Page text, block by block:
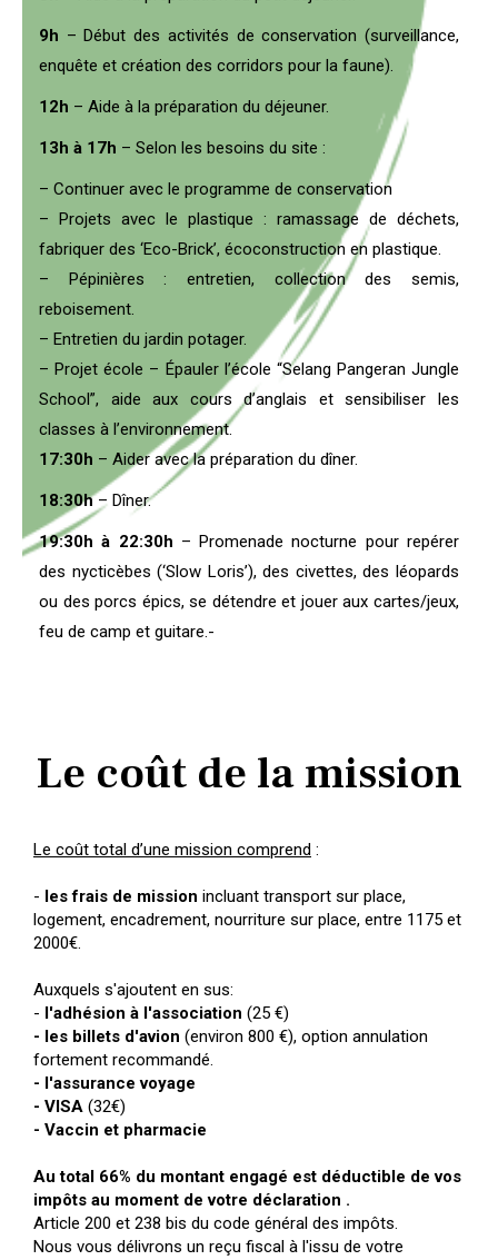
9h – Début des activités de conservation (surveillance,
enquête et création des corridors pour la faune).
12h – Aide à la préparation du déjeuner.
13h à 17h – Selon les besoins du site :
– Continuer avec le programme de conservation
– Projets avec le plastique : ramassage de déchets,
fabriquer des ‘Eco-Brick’, écoconstruction en plastique.
– Pépinières : entretien, collection des semis,
reboisement.
– Entretien du jardin potager.
– Projet école – Épauler l’école “Selang Pangeran Jungle
School”, aide aux cours d’anglais et sensibiliser les
classes à l’environnement.
17:30h – Aider avec la préparation du dîner.
18:30h– Dîner.
19:30h à 22:30h – Promenade nocturne pour repérer
des nycticèbes (‘Slow Loris’), des civettes, des léopards
ou des porcs épics, se détendre et jouer aux cartes/jeux,
feu de camp et guitare.-
Le coût de la mission
Le coût total d’une mission comprend :
- les frais de mission incluant transport sur place,
logement, encadrement, nourriture sur place, entre 1175 et
2000€.
Auxquels s'ajoutent en sus:
- l'adhésion à l'association (25 €)
- les billets d'avion (environ 800 €), option annulation
fortement recommandé.
- l'assurance voyage
- VISA (32€)
- Vaccin et pharmacie
Au total 66% du montant engagé est déductible de vos
impôts au moment de votre déclaration .
Article 200 et 238 bis du code général des impôts.
Nous vous délivrons un reçu fiscal à l'issu de votre